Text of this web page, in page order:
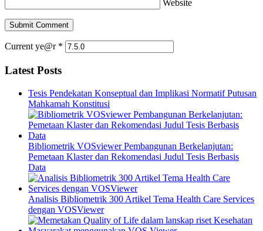
Website
Current ye@r *
Latest Posts
Tesis Pendekatan Konseptual dan Implikasi Normatif Putusan
Mahkamah Konstitusi
Bibliometrik VOSviewer Pembangunan Berkelanjutan:
Pemetaan Klaster dan Rekomendasi Judul Tesis Berbasis
Data
Analisis Bibliometrik 300 Artikel Tema Health Care Services
dengan VOSViewer